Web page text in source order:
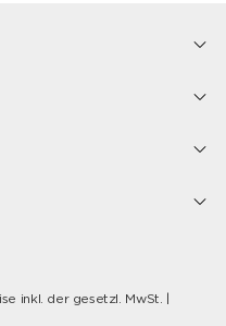
inkl. der gesetzl. MwSt. |